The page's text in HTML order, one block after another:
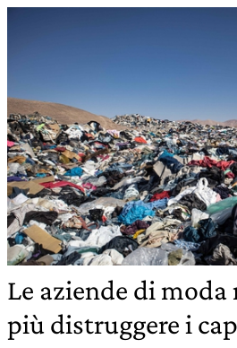
Le aziende di
più distruggere i